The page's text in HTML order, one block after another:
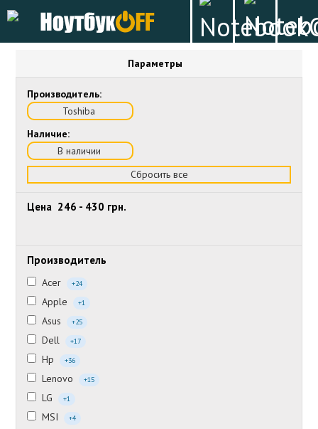
Параметры
Производитель:
Toshiba
Наличие:
В наличии
Сбросить все
Цена 246 - 430 грн.
Производитель
Acer +24
Apple +1
Asus +25
Dell +17
Hp +36
Lenovo +15
LG +1
MSI +4